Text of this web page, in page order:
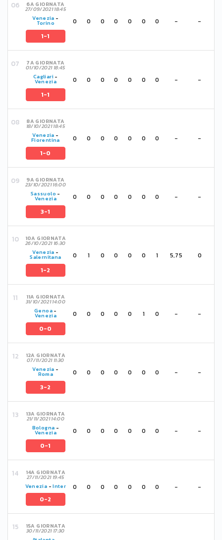
6A GIORNATA
27/09/2021 18:45
Venezia -
Torino
1-1
0 0 0 0 0 0 0 - -
7A GIORNATA
01/10/2021 18:45
Cagliari-
Venezia
1-1
0 0 0 0 0 0 0 - -
8A GIORNATA
18/10/2021 18:45
Venezia -
Fiorentina
1-0
0 0 0 0 0 0 0 - -
9A GIORNATA
23/10/2021 16:00
Sassuolo -
Venezia
3-1
0 0 0 0 0 0 0 - -
10A GIORNATA
26/10/2021 16:30
Venezia -
Salernitana
1-2
0 1 0 0 0 0 1 5,75 0
11A GIORNATA
31/10/2021 14:00
Genoa-
Venezia
0-0
0 0 0 0 0 1 0 - -
12A GIORNATA
07/11/2021 11:30
Venezia -
Roma
3-2
0 0 0 0 0 0 0 - -
13A GIORNATA
21/11/2021 14:00
Bologna -
Venezia
0-1
0 0 0 0 0 0 0 - -
14A GIORNATA
27/11/2021 19:45
Venezia -Inter
0-2
0 0 0 0 0 0 0 - -
15A GIORNATA
30/11/2021 17:30